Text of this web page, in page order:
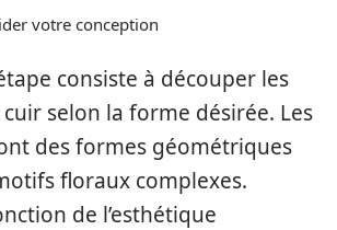
votre conception
consiste à découper les
selon la forme désirée. Les
des formes géométriques
floraux complexes.
de l’esthétique